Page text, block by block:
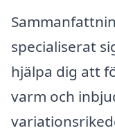
specialiserat
hjälpa dig att
varm och